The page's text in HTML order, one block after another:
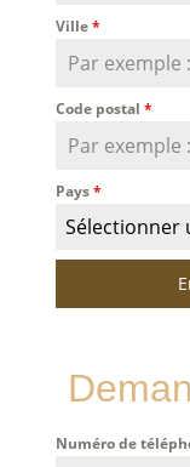
Ville*
Code postal *
Pays*
Sélectionner
Numéro de